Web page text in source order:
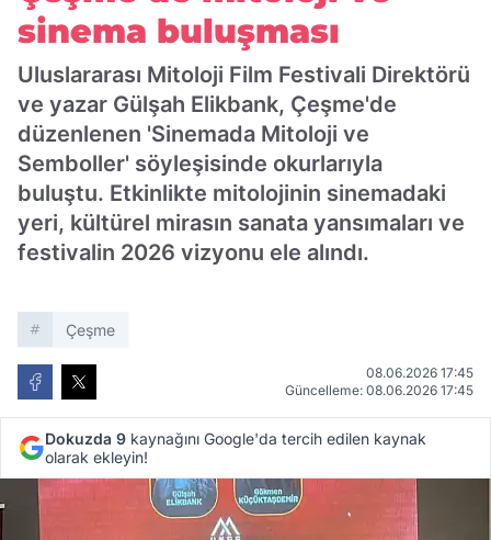
sinema buluşması
Uluslararası Mitoloji Film Festivali Direktörü
ve yazar Gülşah Elikbank, Çeşme'de
düzenlenen 'Sinemada Mitoloji ve
Semboller' söyleşisinde okurlarıyla
buluştu. Etkinlikte mitolojinin sinemadaki
yeri, kültürel mirasın sanata yansımaları ve
festivalin 2026 vizyonu ele alındı.
Çeşme
08.06.2026 17:45
Güncelleme: 08.06.2026 17:45
Dokuzda 9 kaynağını Google'da tercih edilen kaynak
olarak ekleyin!